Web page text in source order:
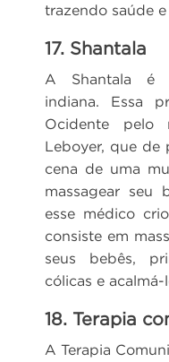
trazendo saúde
17. Shantala
A Shantala é
indiana. Essa
Ocidente pelo
Leboyer, que de
cena de uma
massagear seu
esse médico
consiste em
seus bebês,
cólicas e acalmá-
18. Terapia
A Terapia